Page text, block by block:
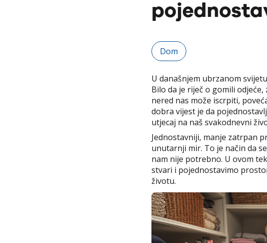
Dom
U današnjem ubrzanom
Bilo da je riječ o gomili
nered nas može iscrpiti,
dobra vijest je da
utjecaj na naš svakodnevni
Jednostavniji, manje zatrpan
unutarnji mir. To je način da
nam nije potrebno. U ovom
stvari i pojednostavimo
životu.